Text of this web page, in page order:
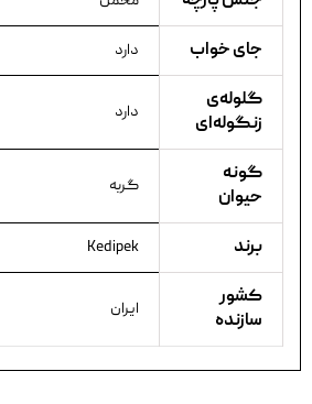
جای خواب دارد
گلوله‌ی
زنگوله‌ای
دارد
گونه
حیوان
گربه
برند Kedipek
کشور
سازنده
ایران